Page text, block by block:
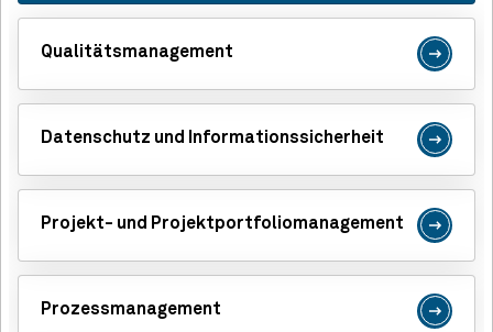
Qualitätsmanagement
Datenschutz und Informationssicherheit
Projekt- und Projektportfoliomanagement
Prozessmanagement